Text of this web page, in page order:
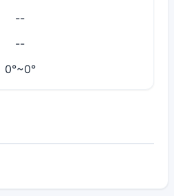
--
--
0°~0°